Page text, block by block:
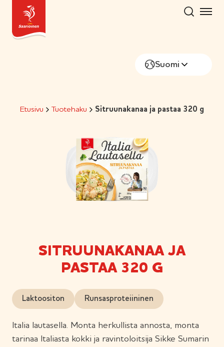
Hyppää
sisältöön
Suomi
Etusivu Tuotehaku Sitruunakanaa ja pastaa 320 g
SITRUUNAKANAA JA
PASTAA 320 G
Laktoositon Runsasproteiininen
Italia lautasella. Monta herkullista annosta, monta
tarinaa Italiasta kokki ja ravintoloitsija Sikke Sumarin